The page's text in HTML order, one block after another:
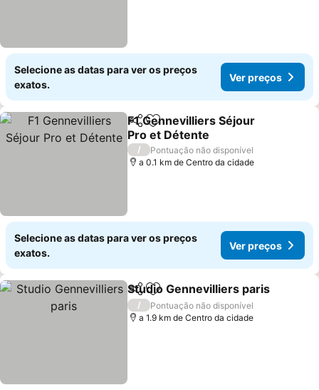
Selecione as datas para ver os preços
exatos.
Ver preços
PartilharAdicionar aos favoritos
F1 Gennevilliers Séjour
Pro et Détente
Ver preços
/
Pontuação não disponível
a 0.1 km de Centro da cidade
Selecione as datas para ver os preços
exatos.
Ver preços
PartilharAdicionar aos favoritos
Studio Gennevilliers paris
/
Pontuação não disponível
a 1.9 km de Centro da cidade